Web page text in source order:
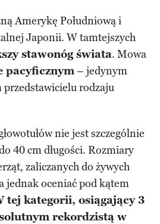
Amerykę Południową i
Japonii. W tamtejszych
stawonóg świata. Mowa
pacyficznym– jedynym
przedstawicielu rodzaju
nie jest szczególnie
40 cm długości. Rozmiary
zaliczanych do żywych
jednak oceniać pod kątem
tej kategorii, osiągający 3
rekordzistą w